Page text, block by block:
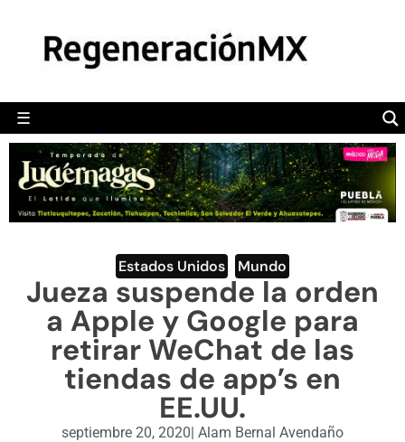
☰
POLÍTICA
CAMALEÓN
OPINIÓN
DEPORTES
ENGLISH SECTION
VIDEOS
Estados Unidos Mundo
Jueza suspende la orden
a Apple y Google para
retirar WeChat de las
tiendas de app’s en
EE.UU.
septiembre 20, 2020| Alam Bernal Avendaño